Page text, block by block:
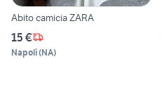
Abito camicia ZARA
15 €
Napoli(NA)